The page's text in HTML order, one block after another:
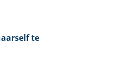
te